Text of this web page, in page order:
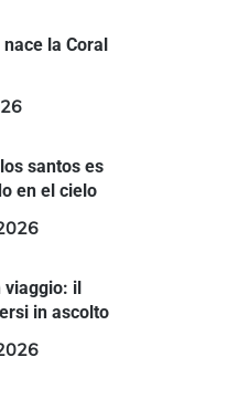
la Coral
santos es
en el cielo
viaggio: il
in ascolto